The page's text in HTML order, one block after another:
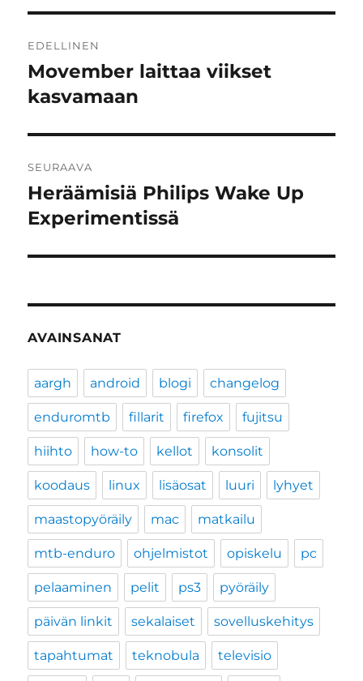
selaus
EDELLINEN
Edellinen
artikkeli:
Movember laittaa viikset
kasvamaan
SEURAAVA
Seuraava
artikkeli:
Heräämisiä Philips Wake Up
Experimentissä
AVAINSANAT
aargh android blogi changelog
enduromtb fillarit firefox fujitsu
hiihto how-to kellot konsolit
koodaus linux lisäosat luuri lyhyet
maastopyöräily mac matkailu
mtb-enduro ohjelmistot opiskelu pc
pelaaminen pelit ps3 pyöräily
päivän linkit sekalaiset sovelluskehitys
tapahtumat teknobula televisio